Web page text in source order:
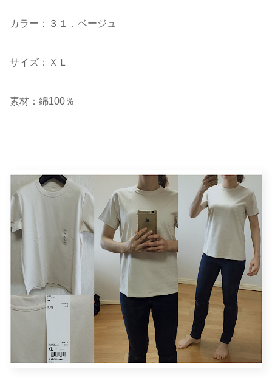
カラー：３１．ベージュ
サイズ：ＸＬ
素材：綿100％